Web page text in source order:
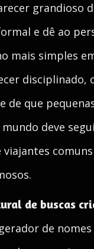
grandioso
e dê ao
mais simples
disciplinado,
de que
mundo deve
viajantes
de buscas
de